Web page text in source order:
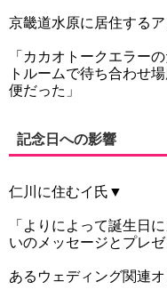
京畿道水原に居住する
「カカオトークエラー
トルームで待ち合わせ
便だった」
記念日への影響
仁川に住むイ氏▼
「よりによって誕生日
いのメッセージとプレ
あるウェディング関連